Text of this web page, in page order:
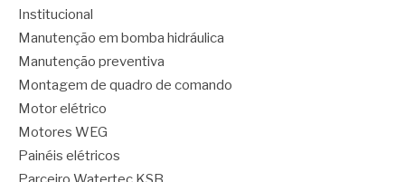
Institucional
Manutenção em bomba hidráulica
Manutenção preventiva
Montagem de quadro de comando
Motor elétrico
Motores WEG
Painéis elétricos